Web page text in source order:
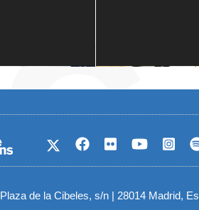
Plaza de la Cibeles, s/n | 28014 Madrid,